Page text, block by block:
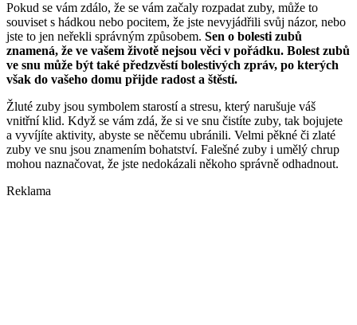
Pokud se vám zdálo, že se vám začaly rozpadat zuby, může to
souviset s hádkou nebo pocitem, že jste nevyjádřili svůj názor, nebo
jste to jen neřekli správným způsobem. Sen o bolesti zubů
znamená, že ve vašem životě nejsou věci v pořádku. Bolest zubů
ve snu může být také předzvěstí bolestivých zpráv, po kterých
však do vašeho domu přijde radost a štěstí.
Žluté zuby jsou symbolem starostí a stresu, který narušuje váš
vnitřní klid. Když se vám zdá, že si ve snu čistíte zuby, tak bojujete
a vyvíjíte aktivity, abyste se něčemu ubránili. Velmi pěkné či zlaté
zuby ve snu jsou znamením bohatství. Falešné zuby i umělý chrup
mohou naznačovat, že jste nedokázali někoho správně odhadnout.
Reklama